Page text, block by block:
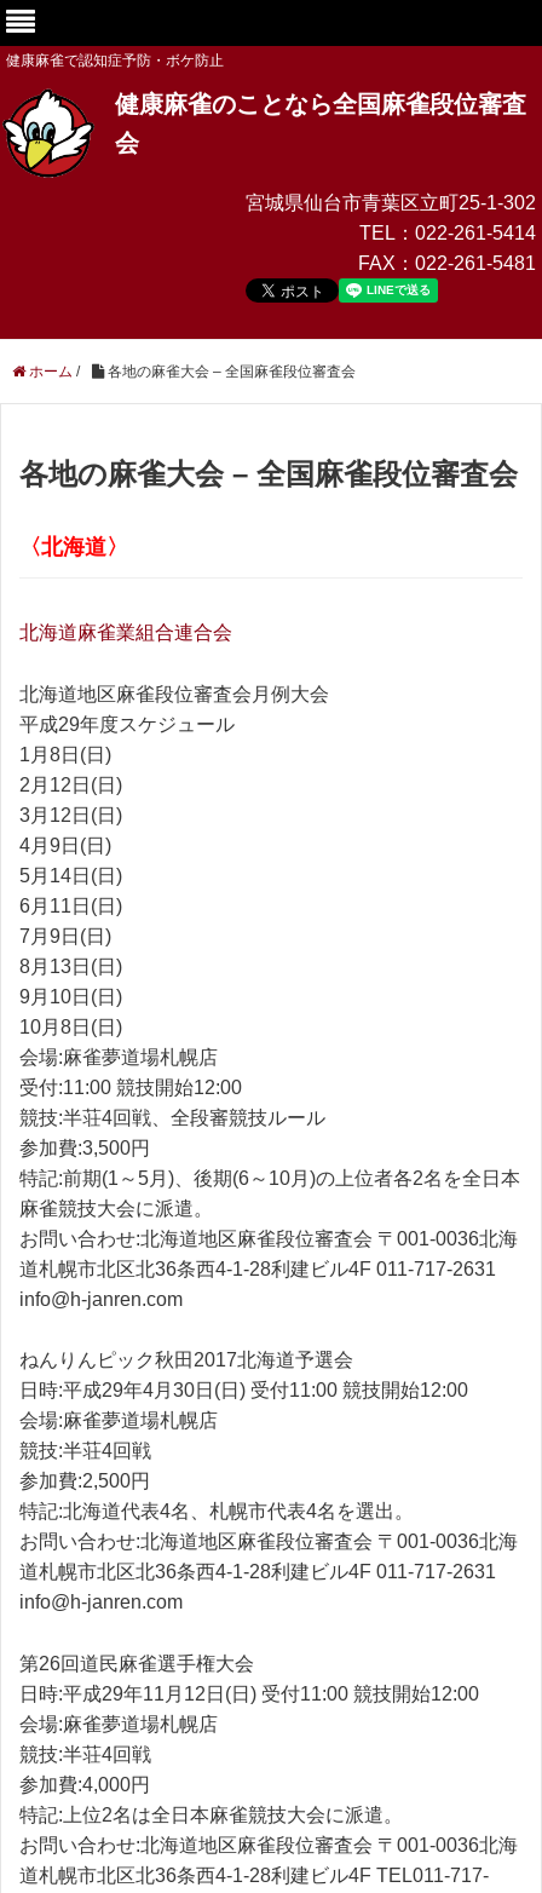
健康麻雀で認知症予防・ボケ防止
健康麻雀のことなら全国麻雀段位審査
会
宮城県仙台市青葉区立町25-1-302
TEL： 022-261-5414
FAX： 022-261-5481
ホーム / 各地の麻雀大会 – 全国麻雀段位審査会
各地の麻雀大会 – 全国麻雀段位審査会
〈北海道〉
北海道麻雀業組合連合会
北海道地区麻雀段位審査会月例大会
平成29年度スケジュール
1月8日(日)
2月12日(日)
3月12日(日)
4月9日(日)
5月14日(日)
6月11日(日)
7月9日(日)
8月13日(日)
9月10日(日)
10月8日(日)
会場:麻雀夢道場札幌店
受付:11:00 競技開始12:00
競技:半荘4回戦、全段審競技ルール
参加費:3,500円
特記:前期(1～5月)、後期(6～10月)の上位者各2名を全日本
麻雀競技大会に派遣。
お問い合わせ:北海道地区麻雀段位審査会 〒001-0036北海
道札幌市北区北36条西4-1-28利建ビル4F 011-717-2631
info@h-janren.com
ねんりんピック秋田2017北海道予選会
日時:平成29年4月30日(日) 受付11:00 競技開始12:00
会場:麻雀夢道場札幌店
競技:半荘4回戦
参加費:2,500円
特記:北海道代表4名、札幌市代表4名を選出。
お問い合わせ:北海道地区麻雀段位審査会 〒001-0036北海
道札幌市北区北36条西4-1-28利建ビル4F 011-717-2631
info@h-janren.com
第26回道民麻雀選手権大会
日時:平成29年11月12日(日) 受付11:00 競技開始12:00
会場:麻雀夢道場札幌店
競技:半荘4回戦
参加費:4,000円
特記:上位2名は全日本麻雀競技大会に派遣。
お問い合わせ:北海道地区麻雀段位審査会 〒001-0036北海
道札幌市北区北36条西4-1-28利建ビル4F TEL011-717-